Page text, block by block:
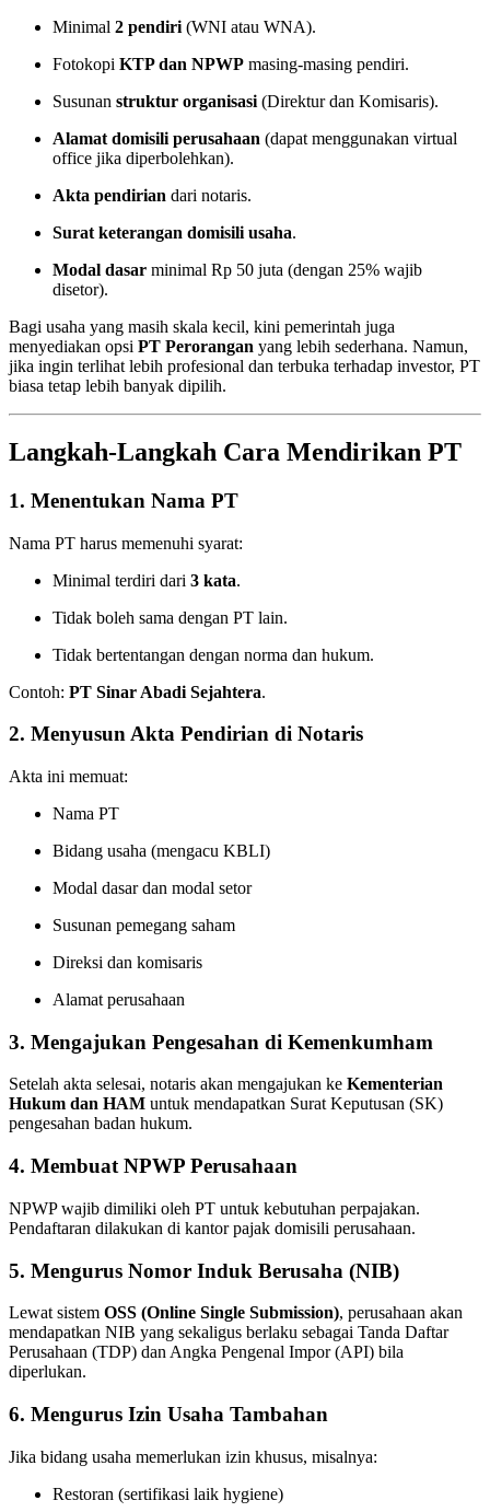
Minimal 2 pendiri (WNI atau WNA).
Fotokopi KTP dan NPWP masing-masing pendiri.
Susunan struktur organisasi (Direktur dan Komisaris).
Alamat domisili perusahaan (dapat menggunakan virtual
office jika diperbolehkan).
Akta pendirian dari notaris.
Surat keterangan domisili usaha.
Modal dasar minimal Rp 50 juta (dengan 25% wajib
disetor).
Bagi usaha yang masih skala kecil, kini pemerintah juga
menyediakan opsi PT Perorangan yang lebih sederhana. Namun,
jika ingin terlihat lebih profesional dan terbuka terhadap investor, PT
biasa tetap lebih banyak dipilih.
Langkah-Langkah Cara Mendirikan PT
1. Menentukan Nama PT
Nama PT harus memenuhi syarat:
Minimal terdiri dari 3 kata.
Tidak boleh sama dengan PT lain.
Tidak bertentangan dengan norma dan hukum.
Contoh: PT Sinar Abadi Sejahtera.
2. Menyusun Akta Pendirian di Notaris
Akta ini memuat:
Nama PT
Bidang usaha (mengacu KBLI)
Modal dasar dan modal setor
Susunan pemegang saham
Direksi dan komisaris
Alamat perusahaan
3. Mengajukan Pengesahan di Kemenkumham
Setelah akta selesai, notaris akan mengajukan ke Kementerian
Hukum dan HAM untuk mendapatkan Surat Keputusan (SK)
pengesahan badan hukum.
4. Membuat NPWP Perusahaan
NPWP wajib dimiliki oleh PT untuk kebutuhan perpajakan.
Pendaftaran dilakukan di kantor pajak domisili perusahaan.
5. Mengurus Nomor Induk Berusaha (NIB)
Lewat sistem OSS (Online Single Submission), perusahaan akan
mendapatkan NIB yang sekaligus berlaku sebagai Tanda Daftar
Perusahaan (TDP) dan Angka Pengenal Impor (API) bila
diperlukan.
6. Mengurus Izin Usaha Tambahan
Jika bidang usaha memerlukan izin khusus, misalnya:
Restoran (sertifikasi laik hygiene)